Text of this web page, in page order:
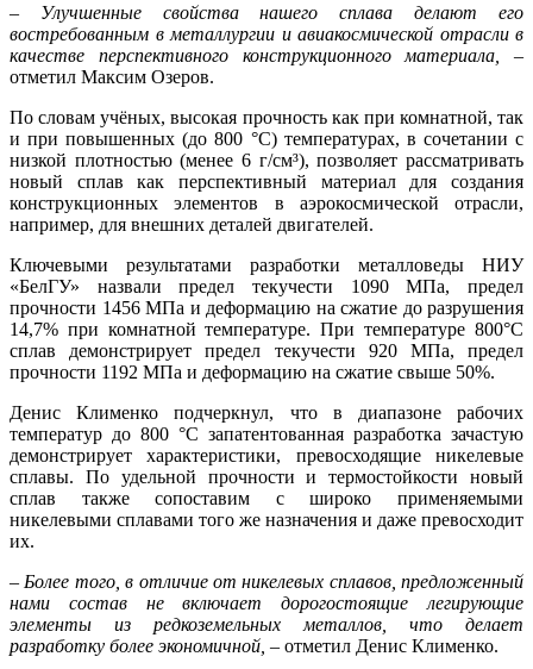
– Улучшенные свойства нашего сплава делают его
востребованным в металлургии и авиакосмической отрасли в
качестве перспективного конструкционного материала,
–
отметил Максим Озеров.
По словам учёных, высокая прочность как при комнатной, так
и при повышенных (до 800 °C) температурах, в сочетании с
низкой плотностью (менее 6 г/см³), позволяет рассматривать
новый сплав как перспективный материал для создания
конструкционных элементов в аэрокосмической отрасли,
например, для внешних деталей двигателей.
Ключевыми результатами разработки металловеды НИУ
«БелГУ» назвали предел текучести 1090 МПа, предел
прочности 1456 МПа и деформацию на сжатие до разрушения
14,7% при комнатной температуре. При температуре 800°C
сплав демонстрирует предел текучести 920 МПа, предел
прочности 1192 МПа и деформацию на сжатие свыше 50%.
Денис Клименко подчеркнул, что в диапазоне рабочих
температур до 800 °C запатентованная разработка зачастую
демонстрирует характеристики, превосходящие никелевые
сплавы. По удельной прочности и термостойкости новый
сплав также сопоставим с широко применяемыми
никелевыми сплавами того же назначения и даже превосходит
их.
– Более того, в отличие от никелевых сплавов, предложенный
нами состав не включает дорогостоящие легирующие
элементы из редкоземельных металлов, что делает
разработку более экономичной, – отметил Денис Клименко.